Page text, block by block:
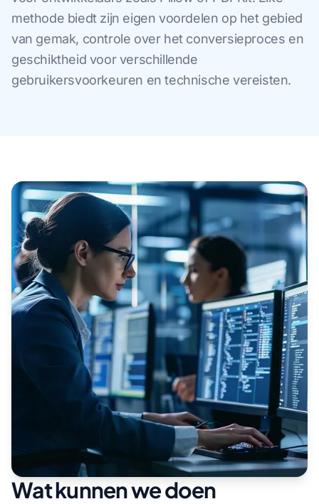
methode biedt zijn eigen voordelen op het gebied
van gemak, controle over het conversieproces en
geschiktheid voor verschillende
gebruikersvoorkeuren en technische vereisten.
Wat kunnen we doen